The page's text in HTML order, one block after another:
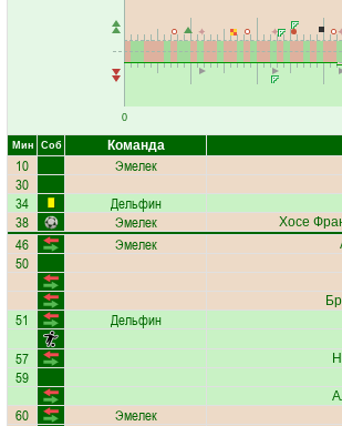
0
Мин Соб Команда
10 Эмелек
30
34 Дельфин
38 Эмелек Хосе
46 Эмелек
50
51 Дельфин
57
59
60 Эмелек